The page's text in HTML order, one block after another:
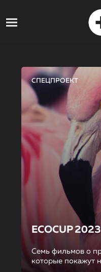
СПЕЦПРОЕКТ
ECOCUP 2023
Семь фильмов о
которые покажут